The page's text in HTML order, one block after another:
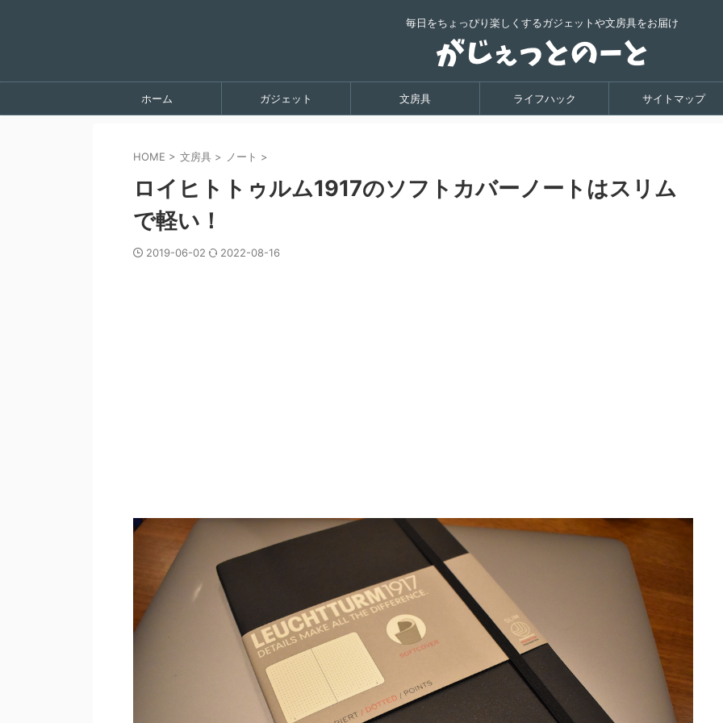
毎日をちょっぴり楽しくするガジェットや文房具をお届け
ホーム ガジェット 文房具 ライフハック サイトマップ
HOME > 文房具 > ノート >
ロイヒトトゥルム1917のソフトカバーノートはスリム
で軽い！
2019-06-02 2022-08-16